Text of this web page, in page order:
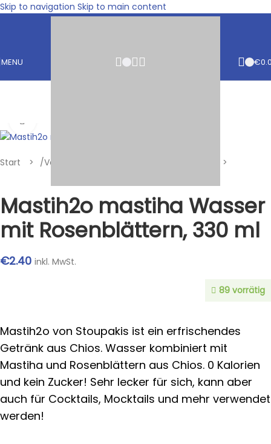
Skip to navigation Skip to main content
MENU €
Start /Vollkorn, Bio, Mastix
Mastih2o mastiha Wasser
mit Rosenblättern, 330 ml
€2.40 inkl. MwSt.
89 vorrätig
Mastih2o von Stoupakis ist ein erfrischendes
Getränk aus Chios. Wasser kombiniert mit
Mastiha und Rosenblättern aus Chios. 0 Kalorien
und kein Zucker! Sehr lecker für sich, kann aber
auch für Cocktails, Mocktails und mehr verwendet
werden!